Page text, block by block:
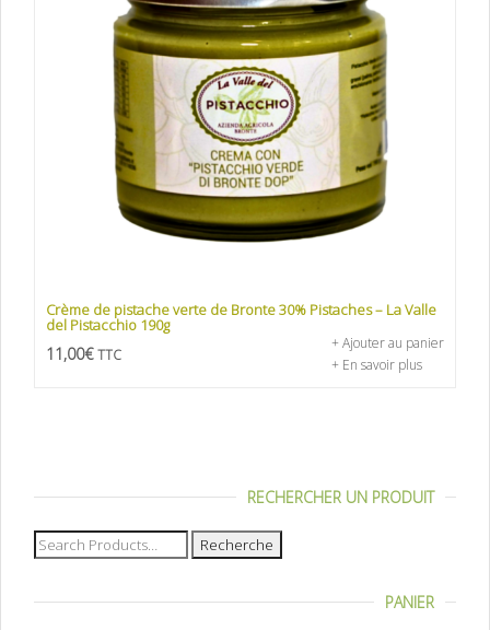
Crème de pistache verte de Bronte 30% Pistaches – La Valle
del Pistacchio 190g
11,00€ TTC
+ Ajouter au panier
+ En savoir plus
RECHERCHER UN PRODUIT
Recherche
pour :
PANIER